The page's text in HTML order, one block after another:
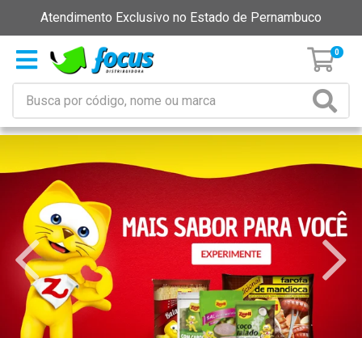
Atendimento Exclusivo no Estado de Pernambuco
0